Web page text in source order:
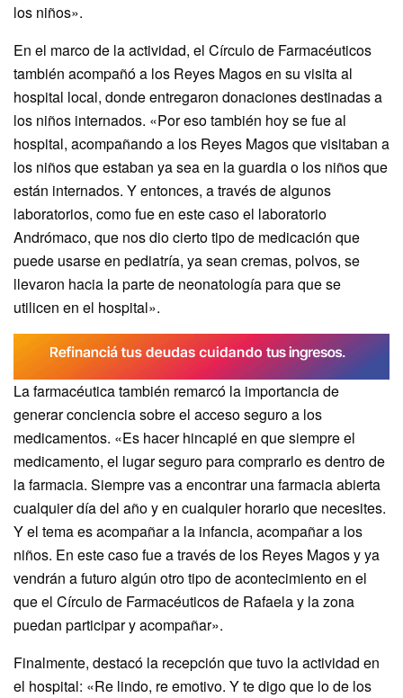
los niños».
En el marco de la actividad, el Círculo de Farmacéuticos
también acompañó a los Reyes Magos en su visita al
hospital local, donde entregaron donaciones destinadas a
los niños internados. «Por eso también hoy se fue al
hospital, acompañando a los Reyes Magos que visitaban a
los niños que estaban ya sea en la guardia o los niños que
están internados. Y entonces, a través de algunos
laboratorios, como fue en este caso el laboratorio
Andrómaco, que nos dio cierto tipo de medicación que
puede usarse en pediatría, ya sean cremas, polvos, se
llevaron hacia la parte de neonatología para que se
utilicen en el hospital».
La farmacéutica también remarcó la importancia de
generar conciencia sobre el acceso seguro a los
medicamentos. «Es hacer hincapié en que siempre el
medicamento, el lugar seguro para comprarlo es dentro de
la farmacia. Siempre vas a encontrar una farmacia abierta
cualquier día del año y en cualquier horario que necesites.
Y el tema es acompañar a la infancia, acompañar a los
niños. En este caso fue a través de los Reyes Magos y ya
vendrán a futuro algún otro tipo de acontecimiento en el
que el Círculo de Farmacéuticos de Rafaela y la zona
puedan participar y acompañar».
Finalmente, destacó la recepción que tuvo la actividad en
el hospital: «Re lindo, re emotivo. Y te digo que lo de los